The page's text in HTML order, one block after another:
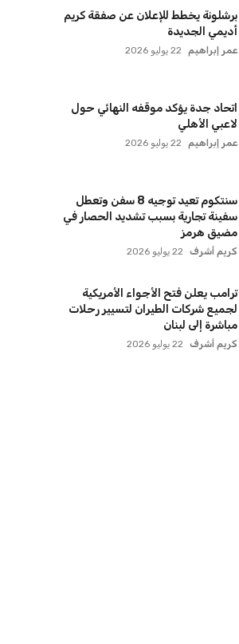
برشلونة يخطط للإعلان عن صفقة كريم
أديمي الجديدة
عمر إبراهيم 22 يوليو 2026
اتحاد جدة يؤكد موقفه النهائي حول
لاعبي الأهلي
عمر إبراهيم 22 يوليو 2026
سنتكوم تعيد توجيه 8 سفن وتعطل
سفينة تجارية بسبب تشديد الحصار في
مضيق هرمز
كريم أشرف 22 يوليو 2026
ترامب يعلن فتح الأجواء الأمريكية
لجميع شركات الطيران لتسيير رحلات
مباشرة إلى لبنان
كريم أشرف 22 يوليو 2026